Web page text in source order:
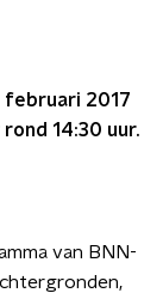
februari 2017
rond 14:30 uur.
van BNN-